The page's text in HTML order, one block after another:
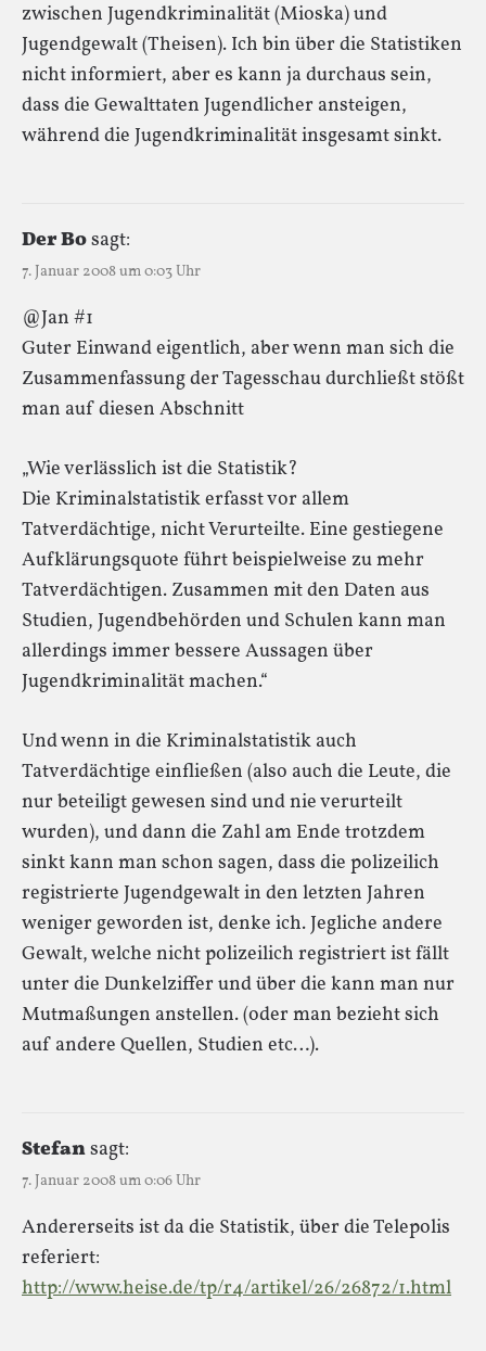
zwischen Jugendkriminalität (Mioska) und
Jugendgewalt (Theisen). Ich bin über die Statistiken
nicht informiert, aber es kann ja durchaus sein,
dass die Gewalttaten Jugendlicher ansteigen,
während die Jugendkriminalität insgesamt sinkt.
Der Bosagt:
7. Januar 2008 um 0:03 Uhr
@Jan #1
Guter Einwand eigentlich, aber wenn man sich die
Zusammenfassung der Tagesschau durchließt stößt
man auf diesen Abschnitt
„Wie verlässlich ist die Statistik?
Die Kriminalstatistik erfasst vor allem
Tatverdächtige, nicht Verurteilte. Eine gestiegene
Aufklärungsquote führt beispielweise zu mehr
Tatverdächtigen. Zusammen mit den Daten aus
Studien, Jugendbehörden und Schulen kann man
allerdings immer bessere Aussagen über
Jugendkriminalität machen.“
Und wenn in die Kriminalstatistik auch
Tatverdächtige einfließen (also auch die Leute, die
nur beteiligt gewesen sind und nie verurteilt
wurden), und dann die Zahl am Ende trotzdem
sinkt kann man schon sagen, dass die polizeilich
registrierte Jugendgewalt in den letzten Jahren
weniger geworden ist, denke ich. Jegliche andere
Gewalt, welche nicht polizeilich registriert ist fällt
unter die Dunkelziffer und über die kann man nur
Mutmaßungen anstellen. (oder man bezieht sich
auf andere Quellen, Studien etc…).
Stefansagt:
7. Januar 2008 um 0:06 Uhr
Andererseits ist da die Statistik, über die Telepolis
referiert:
http://www.heise.de/tp/r4/artikel/26/26872/1.html